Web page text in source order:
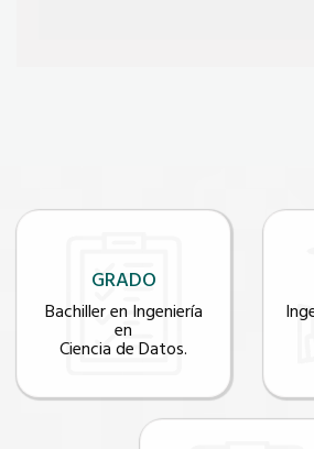
GRADO
Bachiller en Ingeniería
en
Ciencia de Datos.